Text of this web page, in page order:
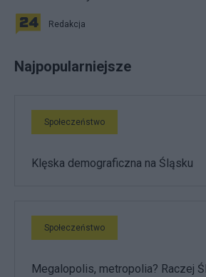
Redakcja
Najpopularniejsze
Społeczeństwo
Klęska demograficzna na Śląsku
Społeczeństwo
Megalopolis, metropolia? Raczej